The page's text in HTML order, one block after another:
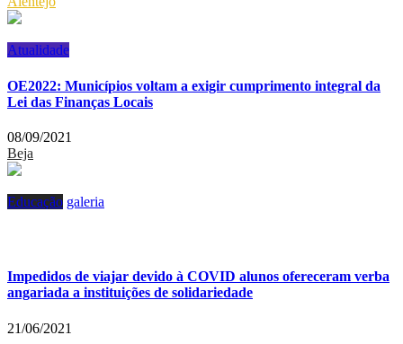
Atualidade
OE2022: Municípios voltam a exigir cumprimento integral da
Lei das Finanças Locais
08/09/2021
Beja
Educação galeria
Impedidos de viajar devido à COVID alunos ofereceram verba
angariada a instituições de solidariedade
21/06/2021